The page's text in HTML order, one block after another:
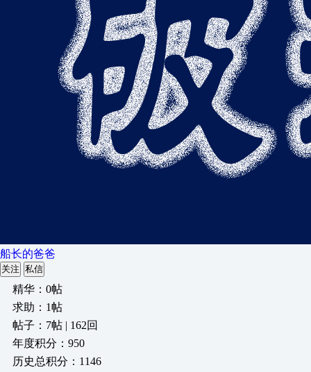
船长的爸爸
关注 私信
精华：0帖
求助：1帖
帖子：7帖 | 162回
年度积分：950
历史总积分：1146